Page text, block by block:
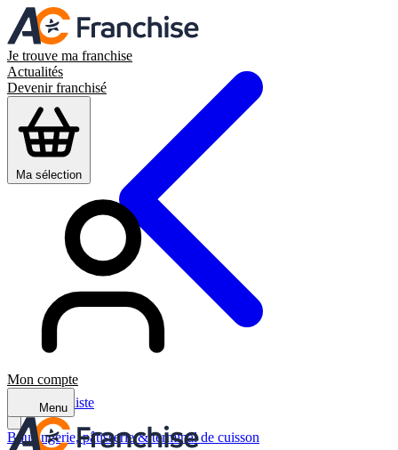
Je trouve ma franchise
Actualités
Devenir franchisé
Ma sélection
Mon compte
Menu
Retour à la liste
Boulangerie, pâtisserie & terminal de cuisson